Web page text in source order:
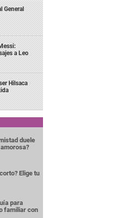
General
a Leo
Hilsaca
duele
Elige tu
para
familiar con